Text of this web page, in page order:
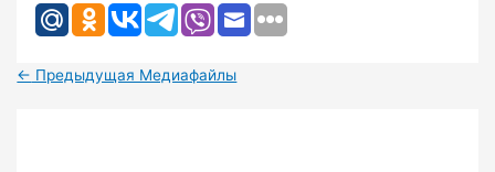
← Предыдущая Медиафайлы